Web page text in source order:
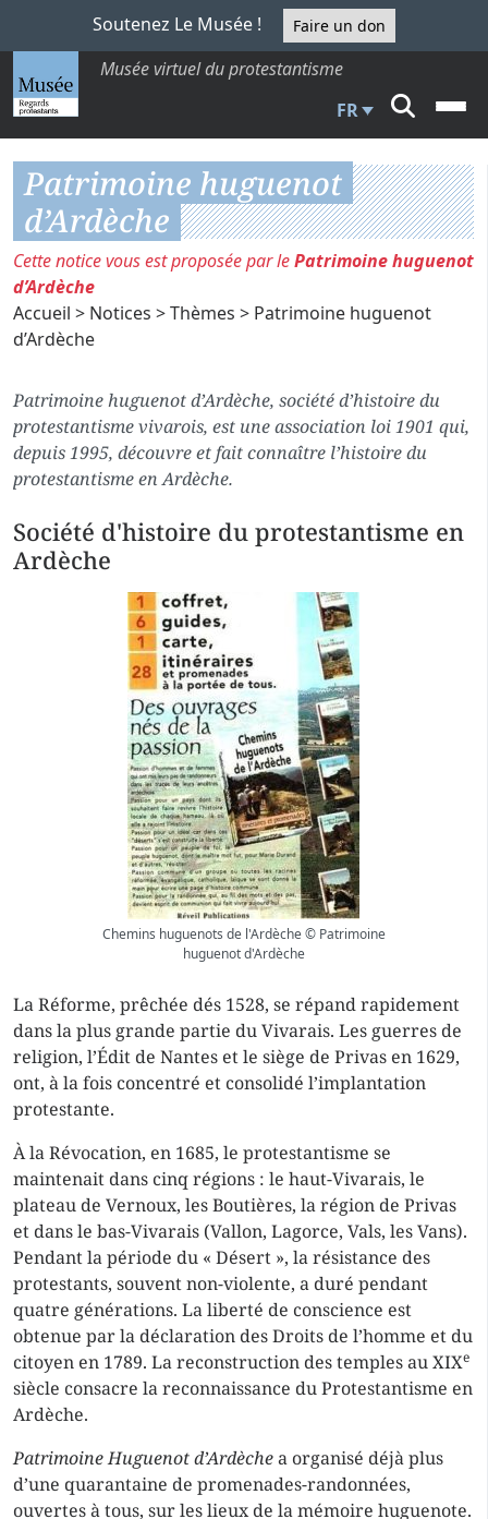
Soutenez Le Musée ! Faire un don
Musée virtuel du protestantisme
FR
Patrimoine huguenot
d’Ardèche
Cette notice vous est proposée par lePatrimoine huguenot
d’Ardèche
Accueil > Notices >Thèmes > Patrimoine huguenot
d’Ardèche
Patrimoine huguenot d’Ardèche, société d’histoire du
protestantisme vivarois, est une association loi 1901 qui,
depuis 1995, découvre et fait connaître l’histoire du
protestantisme en Ardèche.
Société d'histoire du protestantisme en
Ardèche
Chemins huguenots de l'Ardèche © Patrimoine
huguenot d'Ardèche
La Réforme, prêchée dés 1528, se répand rapidement
dans la plus grande partie du Vivarais. Les guerres de
religion, l’Édit de Nantes et le siège de Privas en 1629,
ont, à la fois concentré et consolidé l’implantation
protestante.
À la Révocation, en 1685, le protestantisme se
maintenait dans cinq régions : le haut-Vivarais, le
plateau de Vernoux, les Boutières, la région de Privas
et dans le bas-Vivarais (Vallon, Lagorce, Vals, les Vans).
Pendant la période du « Désert », la résistance des
protestants, souvent non-violente, a duré pendant
quatre générations. La liberté de conscience est
obtenue par la déclaration des Droits de l’homme et du
citoyen en 1789. La reconstruction des temples au XIXe
siècle consacre la reconnaissance du Protestantisme en
Ardèche.
Patrimoine Huguenot d’Ardèchea organisé déjà plus
d’une quarantaine de promenades-randonnées,
ouvertes à tous, sur les lieux de la mémoire huguenote.